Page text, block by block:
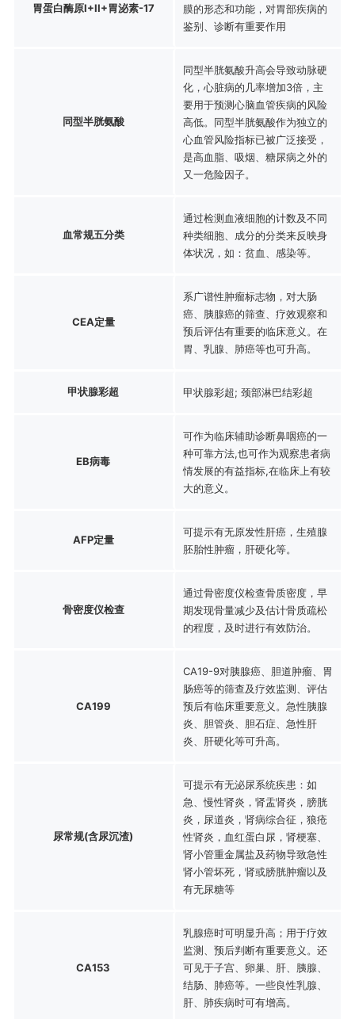
胃蛋白酶原I+II+胃泌素-17
膜的形态和功能，对胃部疾病的
鉴别、诊断有重要作用
同型半胱氨酸
同型半胱氨酸升高会导致动脉硬
化，心脏病的几率增加3倍，主
要用于预测心脑血管疾病的风险
高低。同型半胱氨酸作为独立的
心血管风险指标已被广泛接受，
是高血脂、吸烟、糖尿病之外的
又一危险因子。
血常规五分类
通过检测血液细胞的计数及不同
种类细胞、成分的分类来反映身
体状况，如：贫血、感染等。
CEA定量
系广谱性肿瘤标志物，对大肠
癌、胰腺癌的筛查、疗效观察和
预后评估有重要的临床意义。在
胃、乳腺、肺癌等也可升高。
甲状腺彩超 甲状腺彩超; 颈部淋巴结彩超
EB病毒
可作为临床辅助诊断鼻咽癌的一
种可靠方法,也可作为观察患者病
情发展的有益指标,在临床上有较
大的意义。
AFP定量
可提示有无原发性肝癌，生殖腺
胚胎性肿瘤，肝硬化等。
骨密度仪检查
通过骨密度仪检查骨质密度，早
期发现骨量减少及估计骨质疏松
的程度，及时进行有效防治。
CA199
CA19-9对胰腺癌、胆道肿瘤、胃
肠癌等的筛查及疗效监测、评估
预后有临床重要意义。急性胰腺
炎、胆管炎、胆石症、急性肝
炎、肝硬化等可升高。
尿常规(含尿沉渣)
可提示有无泌尿系统疾患：如
急、慢性肾炎，肾盂肾炎，膀胱
炎，尿道炎，肾病综合征，狼疮
性肾炎，血红蛋白尿，肾梗塞、
肾小管重金属盐及药物导致急性
肾小管坏死，肾或膀胱肿瘤以及
有无尿糖等
CA153
乳腺癌时可明显升高；用于疗效
监测、预后判断有重要意义。还
可见于子宫、卵巢、肝、胰腺、
结肠、肺癌等。一些良性乳腺、
肝、肺疾病时可有增高。